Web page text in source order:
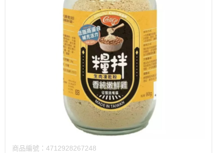
商品編號： 4712928267248